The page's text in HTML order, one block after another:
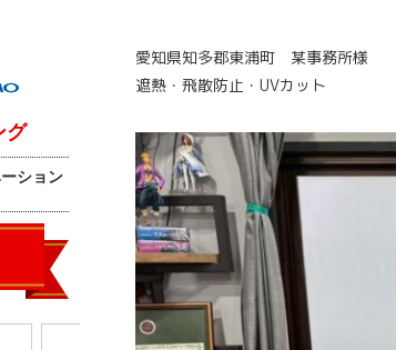
愛知県知多郡東浦町 某事務所様
遮熱・飛散防止・UVカット